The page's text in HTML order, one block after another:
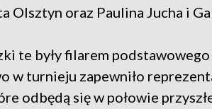
Olsztyn oraz Paulina Jucha i
te były filarem podstawowego
w turnieju zapewniło
odbędą się w połowie